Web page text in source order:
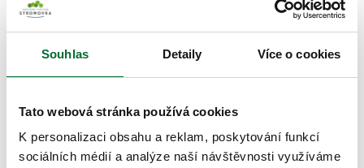
Souhlas Detaily Více o cookies
Tato webová stránka používá cookies
K personalizaci obsahu a reklam, poskytování funkcí
sociálních médií a analýze naší návštěvnosti využíváme
která i nadále zůstává DNA naší značky, nabízíme nově i rozsáhlou
speciálních řad bytových doplňků, které ucelují naši kompletní
Více na www.sinsay.com/cz